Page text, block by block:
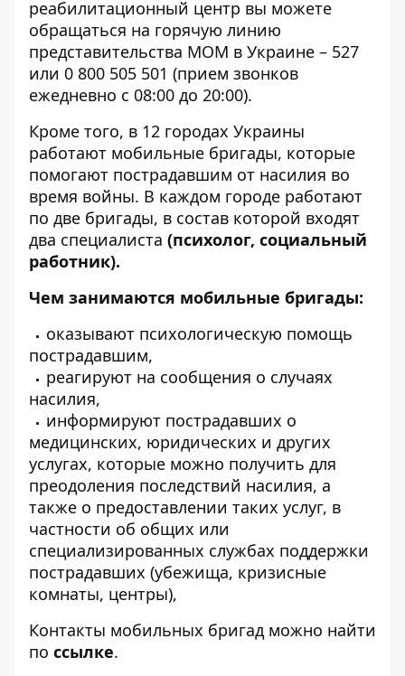
реабилитационный центр вы можете
обращаться на горячую линию
представительства МОМ в Украине – 527
или 0 800 505 501 (прием звонков
ежедневно с 08:00 до 20:00).
Кроме того, в 12 городах Украины
работают мобильные бригады, которые
помогают пострадавшим от насилия во
время войны. В каждом городе работают
по две бригады, в состав которой входят
два специалиста (психолог, социальный
работник).
Чем занимаются мобильные бригады:
оказывают психологическую помощь
пострадавшим,
реагируют на сообщения о случаях
насилия,
информируют пострадавших о
медицинских, юридических и других
услугах, которые можно получить для
преодоления последствий насилия, а
также о предоставлении таких услуг, в
частности об общих или
специализированных службах поддержки
пострадавших (убежища, кризисные
комнаты, центры),
Контакты мобильных бригад можно найти
по ссылке.